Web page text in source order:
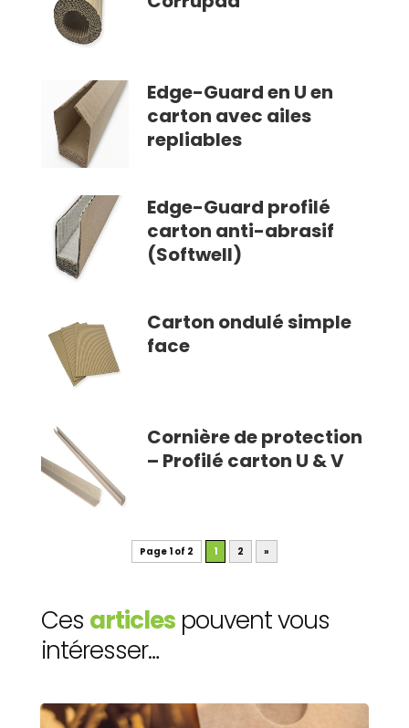
Edge-Guard en U en
carton avec ailes
repliables
Edge-Guard profilé
carton anti-abrasif
(Softwell)
Carton ondulé simple
face
Cornière de protection
– Profilé carton U & V
Page 1 of 2 1 2 »
Ces articlespouvent vous
intéresser…